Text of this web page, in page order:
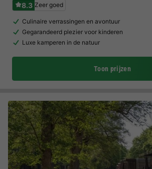
8.3 Zeer goed
Culinaire verrassingen en avontuur
Gegarandeerd plezier voor kinderen
Luxe kamperen in de natuur
Toon prijzen